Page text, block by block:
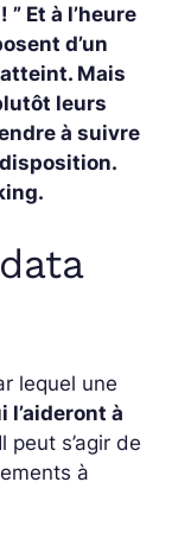
Et à l’heure
d’un
Mais
leurs
à suivre
lequel une
l’aideront à
Il peut s’agir de
à